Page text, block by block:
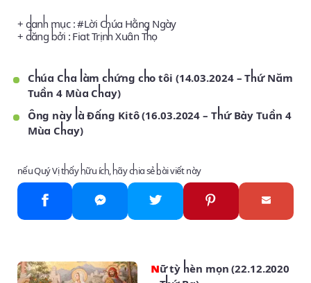
+ danh mục : #Lời Chúa Hằng Ngày
+ đăng bởi : Fiat Trịnh Xuân Thọ
Chúa Cha làm chứng cho tôi (14.03.2024 – Thứ Năm
Tuần 4 Mùa Chay)
Ông này là Đấng Kitô (16.03.2024 – Thứ Bảy Tuần 4
Mùa Chay)
nếu Quý Vị thấy hữu ích, hãy chia sẻ bài viết này
Nữ tỳ hèn mọn (22.12.2020